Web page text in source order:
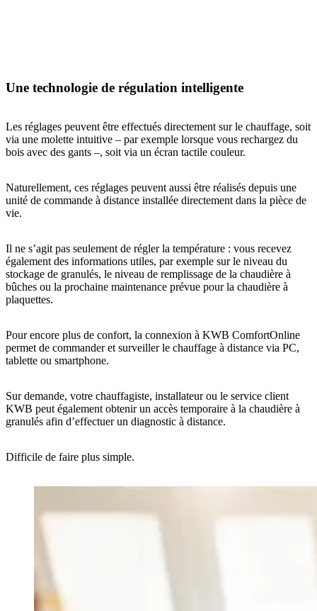
Une technologie de régulation intelligente
Les réglages peuvent être effectués directement sur le chauffage, soit
via une molette intuitive – par exemple lorsque vous rechargez du
bois avec des gants –, soit via un écran tactile couleur.
Naturellement, ces réglages peuvent aussi être réalisés depuis une
unité de commande à distance installée directement dans la pièce de
vie.
Il ne s’agit pas seulement de régler la température : vous recevez
également des informations utiles, par exemple sur le niveau du
stockage de granulés, le niveau de remplissage de la chaudière à
bûches ou la prochaine maintenance prévue pour la chaudière à
plaquettes.
Pour encore plus de confort, la connexion à KWB ComfortOnline
permet de commander et surveiller le chauffage à distance via PC,
tablette ou smartphone.
Sur demande, votre chauffagiste, installateur ou le service client
KWB peut également obtenir un accès temporaire à la chaudière à
granulés afin d’effectuer un diagnostic à distance.
Difficile de faire plus simple.